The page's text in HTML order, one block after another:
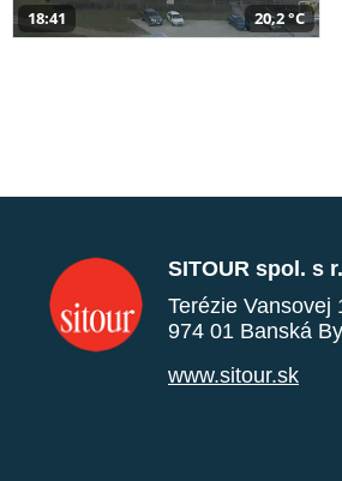
18:41 20,2 °C
SITOUR spol. s
Terézie Vansovej
974 01 Banská
www.sitour.sk